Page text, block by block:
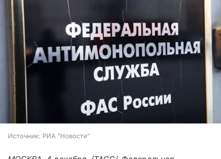
Источник: РИА "Новости"